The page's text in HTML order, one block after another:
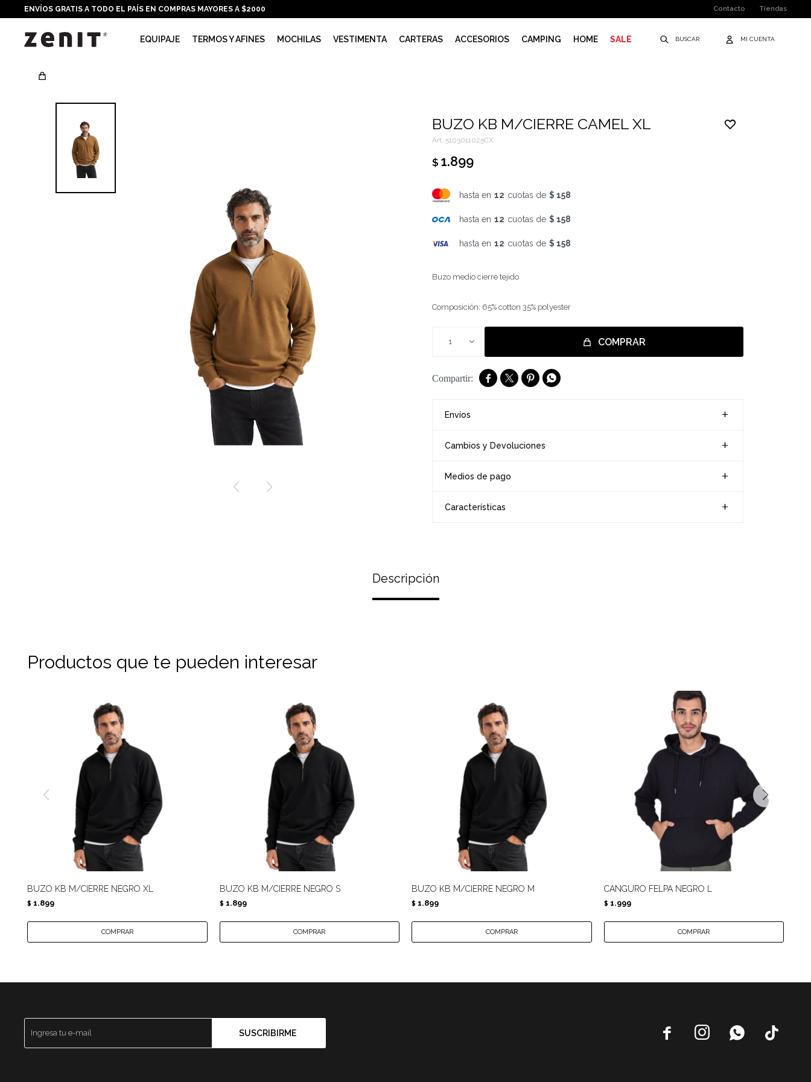
EQUIPAJE TERMOS Y AFINES MOCHILAS VESTIMENTA CARTERAS ACCESORIOS CAMPING HOME SALE
ENVÍOS GRATIS A TODO EL PAÍS EN COMPRAS MAYORES A $2000 Contacto Tiendas
BUZO KB M/CIERRE CAMEL XL
5103011025CX
$ 1.899
hasta en 12 cuotas de $ 158
hasta en 12 cuotas de $ 158
hasta en 12 cuotas de $ 158
Buzo medio cierre tejido
Composición: 65% cotton 35% polyester
1 COMPRAR
   
Envíos
Cambios y Devoluciones
Medios de pago
Características
Descripción
Productos que te pueden interesar
BUZO KB M/CIERRE NEGRO XL
$ 1.899
BUZO KB M/CIERRE NEGRO S
$ 1.899
BUZO KB M/CIERRE NEGRO M
$ 1.899
CANGURO FELPA NEGRO L
$ 1.999
SUSCRIBIRME    